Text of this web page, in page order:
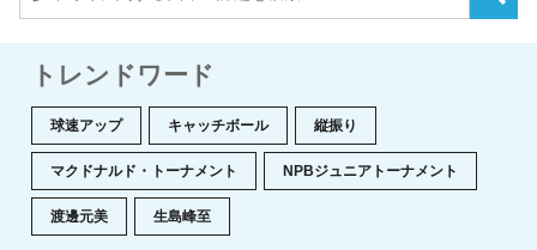
トレンドワード
球速アップ キャッチボール 縦振り
マクドナルド・トーナメント NPBジュニアトーナメント
渡邊元美 生島峰至